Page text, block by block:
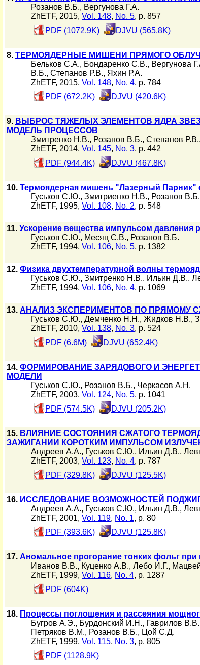
Розанов В.Б., Вергунова Г.А.
ZhETF, 2015, Vol. 148, No. 5, p. 857
PDF (1072.9K)
DJVU (565.8K)
8. ТЕРМОЯДЕРНЫЕ МИШЕНИ ПРЯМОГО
Бельков С.А., Бондаренко С.В., Вергунова
В.Б., Степанов Р.В., Яхин Р.А.
ZhETF, 2015, Vol. 148, No. 4, p. 784
PDF (672.2K)
DJVU (420.6K)
9. ВЫБРОС ТЯЖЕЛЫХ ЭЛЕМЕНТОВ ЯДРА
МОДЕЛЬ ПРОЦЕССОВ
Змитренко Н.В., Розанов В.Б., Степанов Р.В.,
ZhETF, 2014, Vol. 145, No. 3, p. 442
PDF (944.4K)
DJVU (467.8K)
10. Термоядерная мишень "Лазерный Парник"
Гуськов С.Ю., Змитриенко Н.В., Розанов В.Б.
ZhETF, 1995, Vol. 108, No. 2, p. 548
11. Ускорение вещества импульсом давления
Гуськов С.Ю., Месяц С.В., Розанов В.Б.
ZhETF, 1994, Vol. 106, No. 5, p. 1382
12. Физика двухтемпературной волны
Гуськов С.Ю., Змитренко Н.В., Ильин Д.В.,
ZhETF, 1994, Vol. 106, No. 4, p. 1069
13. АНАЛИЗ ЭКСПЕРИМЕНТОВ ПО ПРЯМОМУ
Гуськов С.Ю., Демченко Н.Н., Жидков Н.В.,
ZhETF, 2010, Vol. 138, No. 3, p. 524
PDF (6.6M)
DJVU (652.4K)
14. ФОРМИРОВАНИЕ ЗАРЯДОВОГО И
МОДЕЛИ
Гуськов С.Ю., Розанов В.Б., Черкасов А.Н.
ZhETF, 2003, Vol. 124, No. 5, p. 1041
PDF (574.5K)
DJVU (205.2K)
15. ВЛИЯНИЕ СОСТОЯНИЯ СЖАТОГО
ЗАЖИГАНИИ КОРОТКИМ ИМПУЛЬСОМ
Андреев А.А., Гуськов С.Ю., Ильин Д.В.,
ZhETF, 2003, Vol. 123, No. 4, p. 787
PDF (329.8K)
DJVU (125.5K)
16. ИССЛЕДОВАНИЕ ВОЗМОЖНОСТЕЙ
Андреев А.А., Гуськов С.Ю., Ильин Д.В.,
ZhETF, 2001, Vol. 119, No. 1, p. 80
PDF (393.6K)
DJVU (125.8K)
17. Аномальное прогорание тонких фольг
Иванов В.В., Куценко А.В., Лебо И.Г.,
ZhETF, 1999, Vol. 116, No. 4, p. 1287
PDF (604K)
18. Процессы поглощения и рассеяния
Бугров А.Э., Бурдонский И.Н., Гаврилов В.В.
Петряков В.М., Розанов В.Б., Цой С.Д.
ZhETF, 1999, Vol. 115, No. 3, p. 805
PDF (1128.9K)